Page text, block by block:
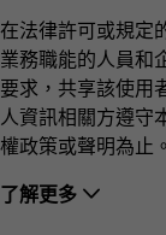
在法律許可或規定
業務職能的人員和
要求，共享該使用
人資訊相關方遵守
權政策或聲明為止。
了解更多